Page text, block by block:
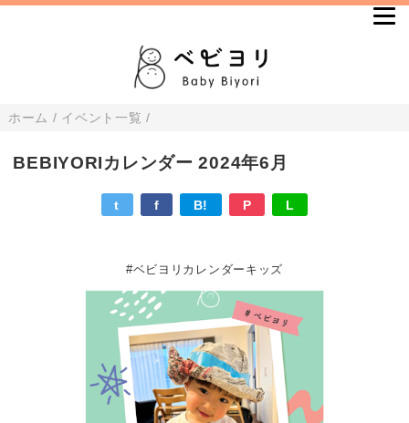
ホーム / イベント一覧 /
BEBIYORIカレンダー 2024年6月
t f B! P L
#ベビヨリカレンダーキッズ